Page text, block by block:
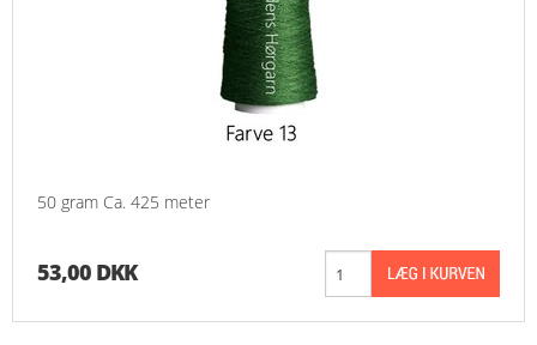
50 gram Ca. 425 meter
53,00 DKK